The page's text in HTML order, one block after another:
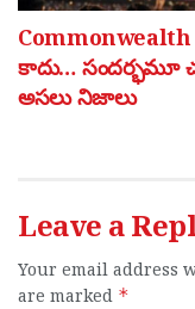
Commonwealth
కాదు… సందర్భమూ
అసలు నిజాలు
Leave a
Your email address
are marked *